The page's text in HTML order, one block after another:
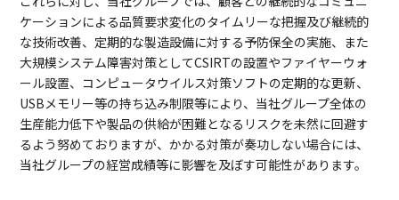
ケーションによる品質要求変化のタイムリーな把握及び継続的
な技術改善、定期的な製造設備に対する予防保全の実施、また
大規模システム障害対策としてCSIRTの設置やファイヤーウォ
ール設置、コンピュータウイルス対策ソフトの定期的な更新、
USBメモリー等の持ち込み制限等により、当社グループ全体の
生産能力低下や製品の供給が困難となるリスクを未然に回避す
るよう努めておりますが、かかる対策が奏功しない場合には、
当社グループの経営成績等に影響を及ぼす可能性があります。